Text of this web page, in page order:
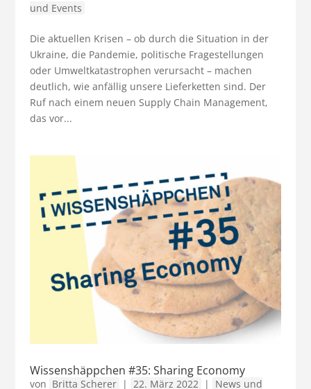
und Events
Die aktuellen Krisen – ob durch die Situation in der
Ukraine, die Pandemie, politische Fragestellungen
oder Umweltkatastrophen verursacht – machen
deutlich, wie anfällig unsere Lieferketten sind. Der
Ruf nach einem neuen Supply Chain Management,
das vor...
Wissenshäppchen #35: Sharing Economy
von Britta Scherer | 22. März 2022 |
News und